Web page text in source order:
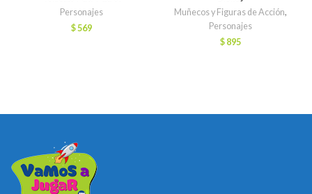
Personajes
$569
Muñecos y Figuras de Acción,
Personajes
$ 895